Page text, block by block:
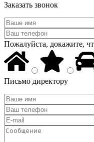
Заказать звонок
Пожалуйста, докажите,
Письмо директору